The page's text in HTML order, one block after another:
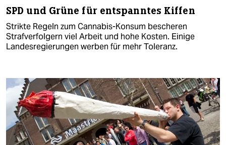
SPD und Grüne für entspanntes Kiffen
Strikte Regeln zum Cannabis-Konsum bescheren
Strafverfolgern viel Arbeit und hohe Kosten. Einige
Landesregierungen werben für mehr Toleranz.